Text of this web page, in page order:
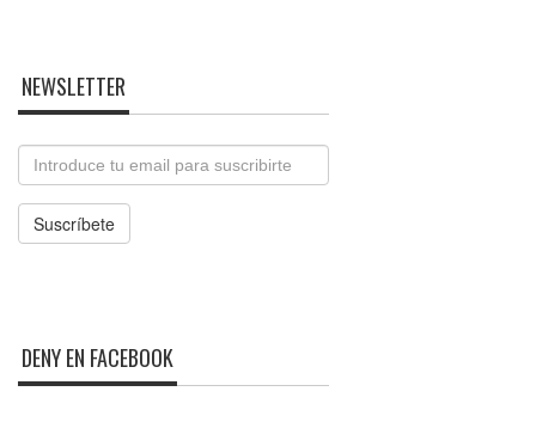
NEWSLETTER
Email
Suscríbete
DENY EN FACEBOOK